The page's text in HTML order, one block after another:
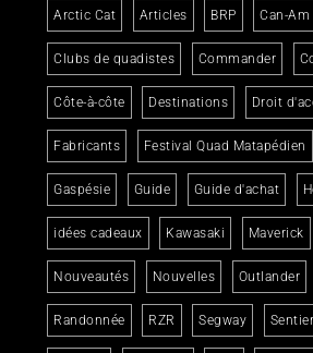
Arctic Cat Articles BRP Can-Am
Clubs de quadistes Commander
Côte-à-côte Destinations Droit
Fabricants Festival Quad Matapédien
Gaspésie Guide Guide d'achat
idées cadeaux Kawasaki Maverick
Nouveautés Nouvelles Outlander
Randonnée RZR Segway